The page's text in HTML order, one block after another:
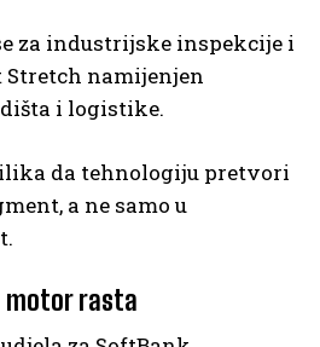
za industrijske inspekcije i
Stretch namijenjen
i logistike.
da tehnologiju pretvori
a ne samo u
motor rasta